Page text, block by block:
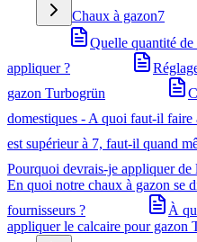
Chaux à gazon7
Quelle quantité
appliquer ?
gazon Turbogrün
domestiques - A quoi faut-il faire
est supérieur à 7, faut-il quand
Pourquoi devrais-je appliquer de
En quoi notre chaux à gazon se
fournisseurs ?
À
appliquer le calcaire pour gazon